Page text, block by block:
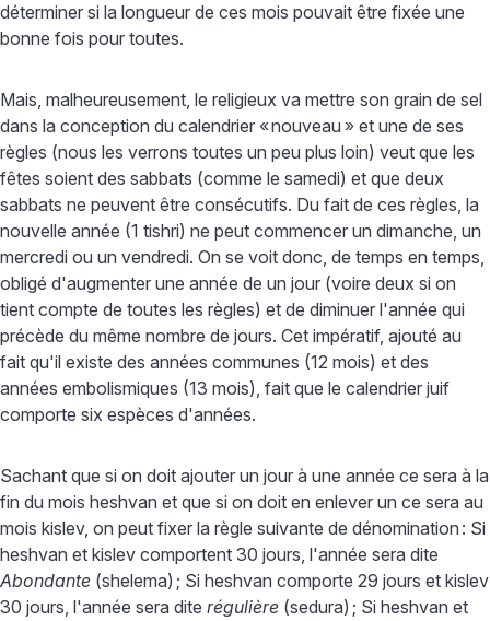
déterminer si la longueur de ces mois pouvait être fixée une
bonne fois pour toutes.
Mais, malheureusement, le religieux va mettre son grain de sel
dans la conception du calendrier «nouveau » et une de ses
règles (nous les verrons toutes un peu plus loin) veut que les
fêtes soient des sabbats (comme le samedi) et que deux
sabbats ne peuvent être consécutifs. Du fait de ces règles, la
nouvelle année (1 tishri) ne peut commencer un dimanche, un
mercredi ou un vendredi. On se voit donc, de temps en temps,
obligé d'augmenter une année de un jour (voire deux si on
tient compte de toutes les règles) et de diminuer l'année qui
précède du même nombre de jours. Cet impératif, ajouté au
fait qu'il existe des années communes (12 mois) et des
années embolismiques (13 mois), fait que le calendrier juif
comporte six espèces d'années.
Sachant que si on doit ajouter un jour à une année ce sera à la
fin du mois heshvan et que si on doit en enlever un ce sera au
mois kislev, on peut fixer la règle suivante de dénomination : Si
heshvan et kislev comportent 30 jours, l'année sera dite
Abondante (shelema) ; Si heshvan comporte 29 jours et kislev
30 jours, l'année sera dite régulière (sedura) ; Si heshvan et